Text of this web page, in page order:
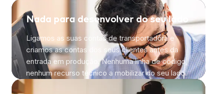
Nada para desenvolver do seu lado
Ligamos as suas contas de transportadora e
criamos as contas dos seus clientes antes da
entrada em produção. Nenhuma linha de código,
nenhum recurso técnico a mobilizar do seu lado.